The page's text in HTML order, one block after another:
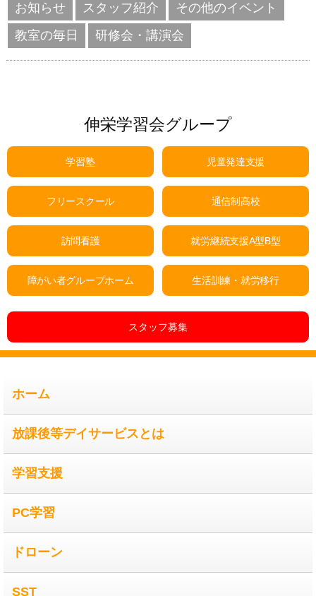
お知らせ
スタッフ紹介
その他のイベント
教室の毎日
研修会・講演会
伸栄学習会グループ
学習塾 児童発達支援
フリースクール 通信制高校
訪問看護 就労継続支援A型B型
障がい者グループホーム 生活訓練・就労移行
スタッフ募集
ホーム
放課後等デイサービスとは
学習支援
PC学習
ドローン
SST